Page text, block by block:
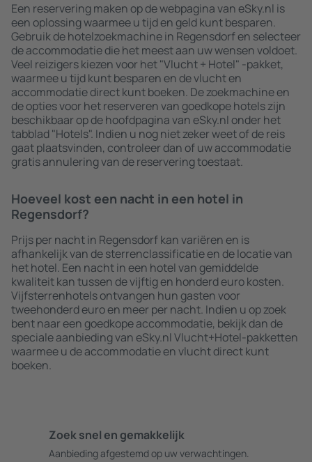
Een reservering maken op de webpagina van eSky.nl is
een oplossing waarmee u tijd en geld kunt besparen.
Gebruik de hotelzoekmachine in Regensdorf en selecteer
de accommodatie die het meest aan uw wensen voldoet.
Veel reizigers kiezen voor het "Vlucht + Hotel" -pakket,
waarmee u tijd kunt besparen en de vlucht en
accommodatie direct kunt boeken. De zoekmachine en
de opties voor het reserveren van goedkope hotels zijn
beschikbaar op de hoofdpagina van eSky.nl onder het
tabblad "Hotels". Indien u nog niet zeker weet of de reis
gaat plaatsvinden, controleer dan of uw accommodatie
gratis annulering van de reservering toestaat.
Hoeveel kost een nacht in een hotel in
Regensdorf?
Prijs per nacht in Regensdorf kan variëren en is
afhankelijk van de sterrenclassificatie en de locatie van
het hotel. Een nacht in een hotel van gemiddelde
kwaliteit kan tussen de vijftig en honderd euro kosten.
Vijfsterrenhotels ontvangen hun gasten voor
tweehonderd euro en meer per nacht. Indien u op zoek
bent naar een goedkope accommodatie, bekijk dan de
speciale aanbieding van eSky.nl Vlucht+Hotel-pakketten
waarmee u de accommodatie en vlucht direct kunt
boeken.
Zoek snel en gemakkelijk
Aanbieding afgestemd op uw verwachtingen.